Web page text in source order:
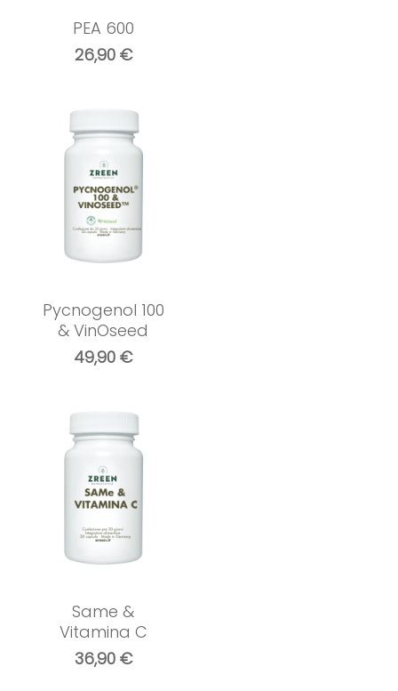
PEA 600
26,90 €
Pycnogenol 100
& VinOseed
49,90€
Same &
Vitamina C
36,90 €